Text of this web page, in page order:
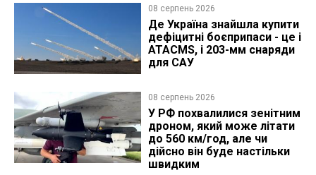
08 серпень 2026
Де Україна знайшла купити
дефіцитні боєприпаси - це і
ATACMS, і 203-мм снаряди
для САУ
08 серпень 2026
У РФ похвалилися зенітним
дроном, який може літати
до 560 км/год, але чи
дійсно він буде настільки
швидким